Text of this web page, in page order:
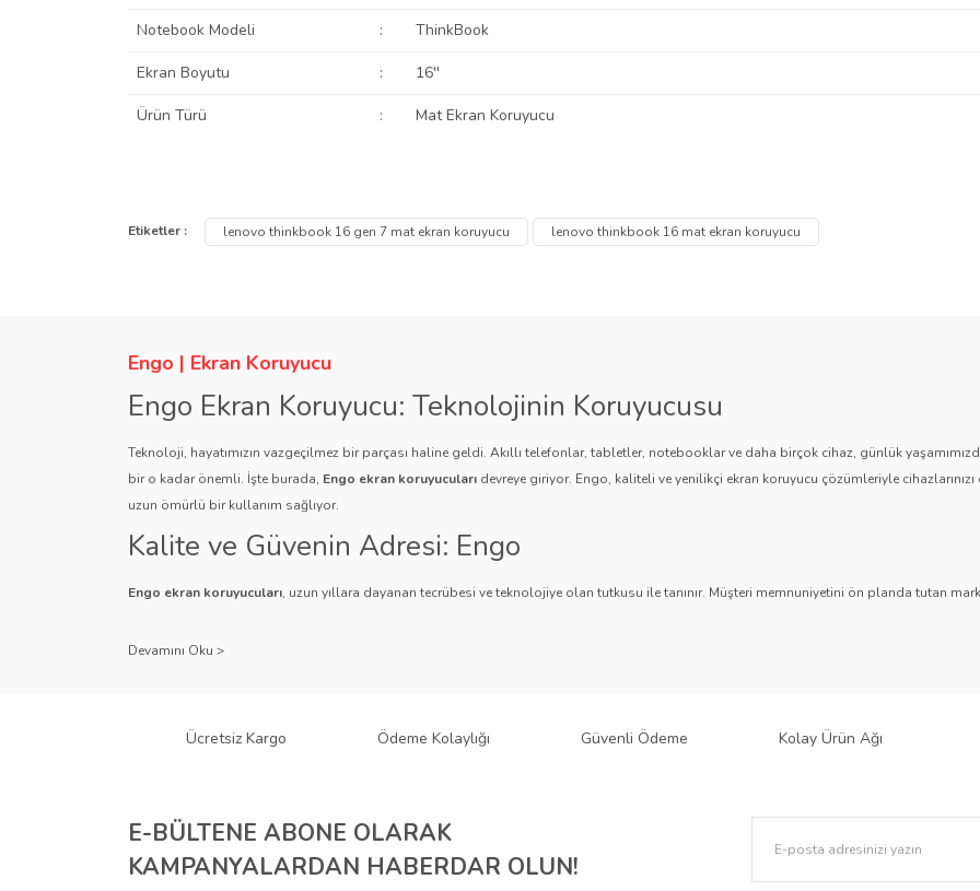
Notebook Modeli : ThinkBook
Ekran Boyutu : 16''
Ürün Türü : Mat Ekran Koruyucu
Bu ürüne ilk yorumu siz yapın!
Görüş ve önerileriniz için teşekkür ederiz.
Ürün bilgilerinde hatalar bulunuyor.
Ürün fiyatı diğer sitelerden daha pahalı.
Ürün hakkında henüz soru sorulmamış.
Etiketler : lenovo thinkbook 16 gen 7 mat ekran koruyucu lenovo thinkbook 16 mat ekran koruyucu
Engo | Ekran Koruyucu
Engo Ekran Koruyucu: Teknolojinin Koruyucusu
Teknoloji, hayatımızın vazgeçilmez bir parçası haline geldi. Akıllı telefonlar, tabletler, notebooklar ve daha birçok cihaz, günlük
bir o kadar önemli. İşte burada, Engo ekran koruyucuları devreye giriyor. Engo, kaliteli ve yenilikçi ekran koruyucu çözümleriyle
uzun ömürlü bir kullanım sağlıyor.
Kalite ve Güvenin Adresi: Engo
Engo ekran koruyucuları, uzun yıllara dayanan tecrübesi ve teknolojiye olan tutkusu ile tanınır. Müşteri memnuniyetini ön planda tutan
Çeşitlilik ve Uyum: Engo Ekran Koruyucuları
gibi çeşitli türlerle Engo, cihazlarınız için mükemmel uyumu sağlar. Akıllı telefonlardan tabletlere, notebooklardan akıllı saatlere, araç
Engo ekran koruyucuları, cihazlarınızı çizilmelere ve darbelere karşı korurken, estetik tasarımıyla cihazınızın şıklığını korumaya yardımcı
ihtiyacı olan kullanıcılar için anti-spy özellikli ürünleri ile gizliliğinizi de korur. Ayrıca, paperlike dokusuyla çizim ve yazma deneyimini
Ücretsiz Kargo Ödeme Kolaylığı Güvenli Ödeme Kolay Ürün Ağı
E-BÜLTENE ABONE OLARAK
KAMPANYALARDAN HABERDAR OLUN!